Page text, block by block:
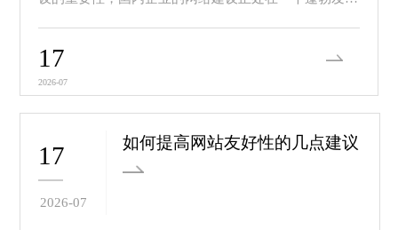
17
2026-07
17
2026-07
如何提高网站友好性的几点建议